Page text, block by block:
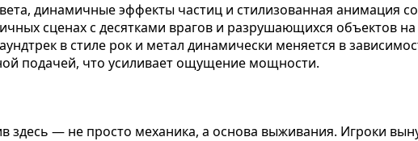
динамичные эффекты частиц и стилизованная анимация
сценах с десятками врагов и разрушающихся объектов на
в стиле рок и метал динамически меняется в
подачей, что усиливает ощущение мощности.
здесь — не просто механика, а основа выживания. Игроки